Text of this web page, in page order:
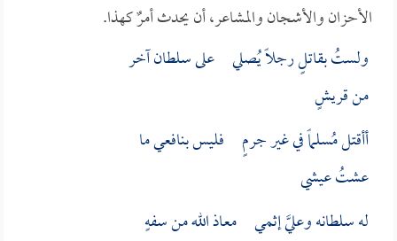
الأحزان والأشجان والمشاعر، أن يحدث أمرٌ كهذا.
ولستُ بقاتلٍ رجلاً يُصلي على سلطان آخر
من قريشٍ
أأقتل مُسلماً في غير جرمٍ فليس بنافعي ما
عشتُ عيشي
له سلطانه وعليَّ إثمي معاذ الله من سفهٍ